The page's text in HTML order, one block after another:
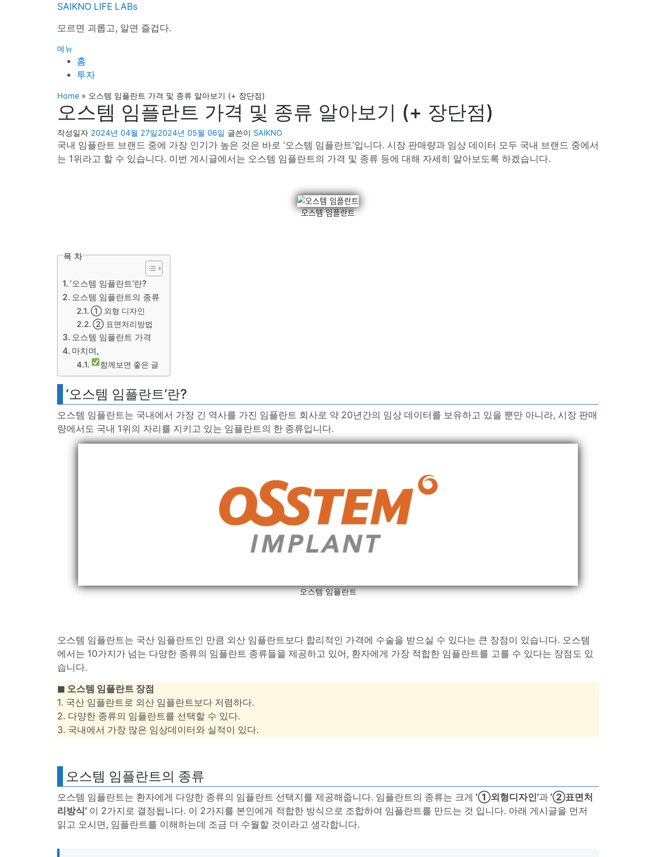
SAIKNO LIFE LABs
모르면 괴롭고, 알면 즐겁다.
메뉴
홈
투자
Home » 오스템 임플란트 가격 및 종류 알아보기 (+ 장단점)
오스템 임플란트 가격 및 종류 알아보기 (+ 장단점)
작성일자 2024년 04월 27일2024년 05월 06일 글쓴이 SAIKNO
국내 임플란트 브랜드 중에 가장 인기가 높은 것은 바로 ‘오스템 임플란트’입니다. 시장 판매량과 임상 데이터 모두 국내 브랜드 중에서
는 1위라고 할 수 있습니다. 이번 게시글에서는 오스템 임플란트의 가격 및 종류 등에 대해 자세히 알아보도록 하겠습니다.
오스템 임플란트
목 차
‘오스템 임플란트’란?
오스템 임플란트의 종류
① 외형 디자인
② 표면처리방법
오스템 임플란트 가격
마치며,
함께보면 좋은 글
‘오스템 임플란트’란?
오스템 임플란트는 국내에서 가장 긴 역사를 가진 임플란트 회사로 약 20년간의 임상 데이터를 보유하고 있을 뿐만 아니라, 시장 판매
량에서도 국내 1위의 자리를 지키고 있는 임플란트의 한 종류입니다.
오스템 임플란트
오스템 임플란트는 국산 임플란트인 만큼 외산 임플란트보다 합리적인 가격에 수술을 받으실 수 있다는 큰 장점이 있습니다. 오스템
에서는 10가지가 넘는 다양한 종류의 임플란트 종류들을 제공하고 있어, 환자에게 가장 적합한 임플란트를 고를 수 있다는 장점도 있
습니다.
◼︎ 오스템 임플란트 장점
1. 국산 임플란트로 외산 임플란트보다 저렴하다.
2. 다양한 종류의 임플란트를 선택할 수 있다.
3. 국내에서 가장 많은 임상데이터와 실적이 있다.
오스템 임플란트의 종류
오스템 임플란트는 환자에게 다양한 종류의 임플란트 선택지를 제공해줍니다. 임플란트의 종류는 크게 ‘①외형디자인’과 ‘②표면처
리방식’ 이 2가지로 결정됩니다. 이 2가지를 본인에게 적합한 방식으로 조합하여 임플란트를 만드는 것 입니다. 아래 게시글을 먼저
읽고 오시면, 임플란트를 이해하는데 조금 더 수월할 것이라고 생각합니다.